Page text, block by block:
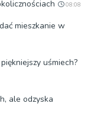
08:08
mieszkanie w
uśmiech?
ale odzyska